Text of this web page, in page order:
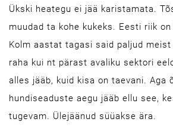
Ükski heategu ei jää karistamata.
muudad ta kohe kukeks. Eesti riik
Kolm aastat tagasi said paljud
raha kui nt pärast avaliku sektori
alles jääb, kuid kisa on taevani. Aga
hundiseaduste aegu jääb ellu see,
tugevam. Ülejäänud süüakse ära.